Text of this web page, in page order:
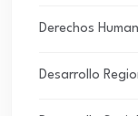
Derechos
Desarrollo